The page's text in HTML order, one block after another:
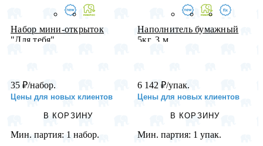
Набор мини-открыток
"Для тебя"...
35 ₽/набор.
Цены для новых клиентов
В КОРЗИНУ
Мин. партия: 1 набор.
Наполнитель бумажный
5кг, 3 м...
6 142 ₽/упак.
Цены для новых клиентов
В КОРЗИНУ
Мин. партия: 1 упак.